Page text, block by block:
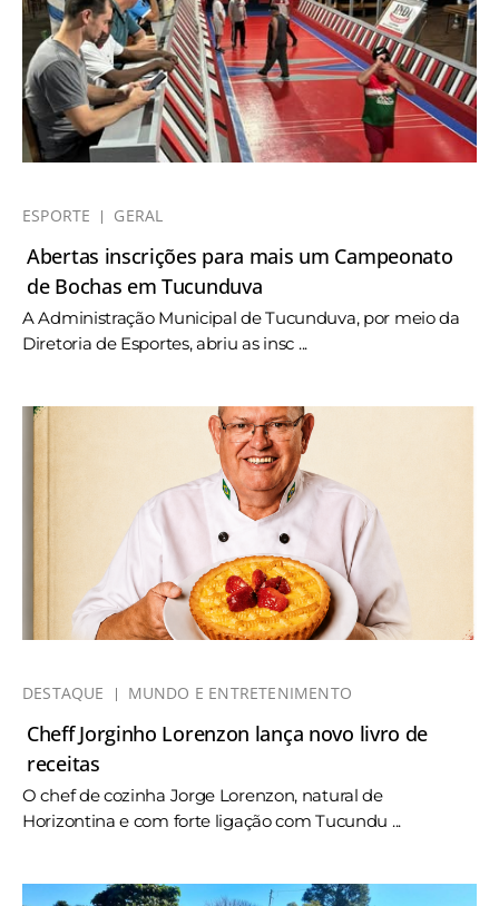
ESPORTE GERAL
Abertas inscrições para mais um Campeonato
de Bochas em Tucunduva
A Administração Municipal de Tucunduva, por meio da
Diretoria de Esportes, abriu as insc ...
DESTAQUE MUNDO E ENTRETENIMENTO
Cheff Jorginho Lorenzon lança novo livro de
receitas
O chef de cozinha Jorge Lorenzon, natural de
Horizontina e com forte ligação com Tucundu ...